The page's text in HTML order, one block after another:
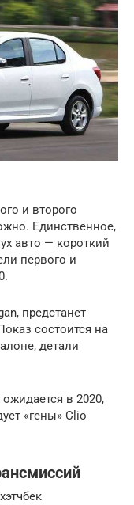
и второго
Единственное,
авто — короткий
первого и
предстанет
состоится на
детали
в 2020,
«гены» Clio